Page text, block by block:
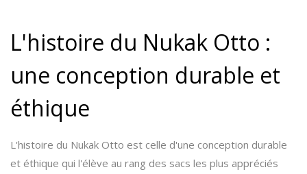
L'histoire du Nukak Otto :
une conception durable et
éthique
L'histoire du Nukak Otto est celle d'une conception durable
et éthique qui l'élève au rang des sacs les plus appréciés